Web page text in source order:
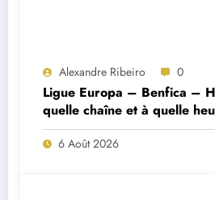
Alexandre Ribeiro 0
Ligue Europa – Benfica –
quelle chaîne et à quelle
match ?
6 Août 2026